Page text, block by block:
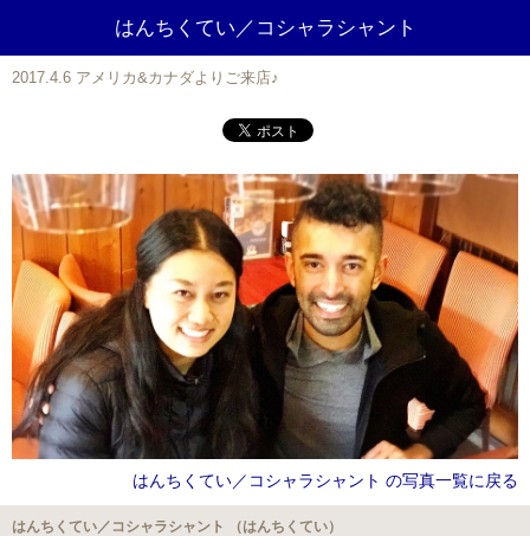
はんちくてい／コシャラシャント
2017.4.6 アメリカ&カナダよりご来店♪
はんちくてい／コシャラシャント の写真一覧に戻る
はんちくてい／コシャラシャント （はんちくてい）